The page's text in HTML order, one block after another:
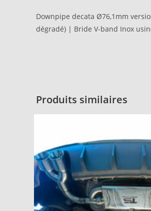
Downpipe decata Ø76,1mm
dégradé) | Bride V-band Inox
Produits similaires